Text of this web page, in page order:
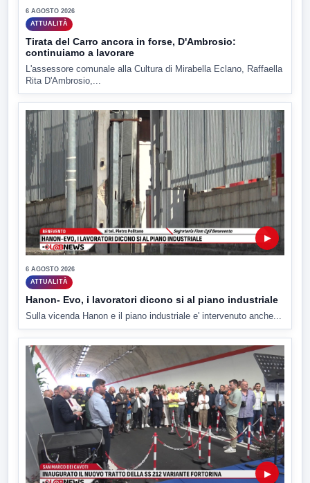
6 AGOSTO 2026
ATTUALITÀ
Tirata del Carro ancora in forse, D'Ambrosio:
continuiamo a lavorare
L'assessore comunale alla Cultura di Mirabella Eclano, Raffaella
Rita D'Ambrosio,...
▶
6 AGOSTO 2026
ATTUALITÀ
Hanon- Evo, i lavoratori dicono si al piano industriale
Sulla vicenda Hanon e il piano industriale e' intervenuto anche...
▶